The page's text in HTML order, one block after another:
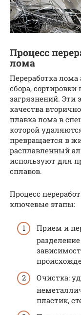
Процесс
лома
Переработка
сбора,
загрязнений. Эти
качества
плавка лома в
которой
превращается в
расплавленный
используют для
сплавов.
Процесс
ключевые этапы:
Прием и
Очистка:
пластик,